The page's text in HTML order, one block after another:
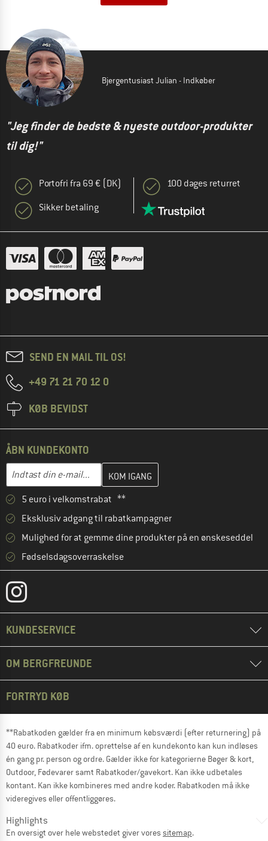
Bjergentusiast Julian - Indkøber
"Jeg finder de bedste & nyeste outdoor-produkter
til dig!"
Portofri fra 69 € (DK)
Sikker betaling
100 dages returret
SEND EN MAIL TIL OS!
+49 71 21 70 12 0
KØB BEVIDST
ÅBN KUNDEKONTO
E-mail-adresse
Indtast din e-mailadresse her, og opret i næste trin din
5 euro i velkomstrabat **
Eksklusiv adgang til rabatkampagner
Mulighed for at gemme dine produkter på en ønskeseddel
Fødselsdagsoverraskelse
KUNDESERVICE
OM BERGFREUNDE
FORTRYD KØB
**Rabatkoden gælder fra en minimum købsværdi (efter returnering) på
40 euro. Rabatkoder ifm. oprettelse af en kundekonto kan kun indløses
én gang pr. person og ordre. Gælder ikke for kategorierne Bøger & kort,
Outdoor, Fødevarer samt Rabatkoder/gavekort. Kan ikke udbetales
kontant. Kan ikke kombineres med andre koder. Rabatkoden må ikke
videregives eller offentliggøres.
Highlights
En oversigt over hele webstedet giver voressitemap.